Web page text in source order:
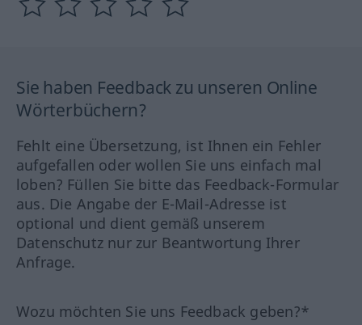
Sie haben Feedback zu unseren Online
Wörterbüchern?
Fehlt eine Übersetzung, ist Ihnen ein Fehler
aufgefallen oder wollen Sie uns einfach mal
loben? Füllen Sie bitte das Feedback-Formular
aus. Die Angabe der E-Mail-Adresse ist
optional und dient gemäß unserem
Datenschutz nur zur Beantwortung Ihrer
Anfrage.
Wozu möchten Sie uns Feedback geben?*